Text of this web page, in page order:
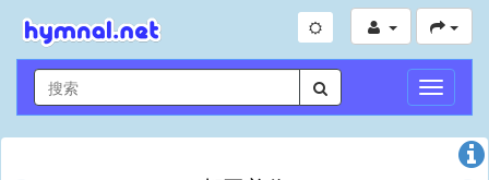
切
换
导